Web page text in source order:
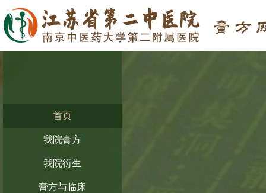
首页
我院膏方
我院衍生
膏方与临床